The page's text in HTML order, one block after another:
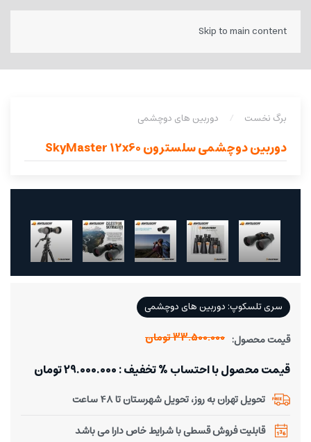
Skip to main content
برگ نخست دوربین های دوچشمی
دوربین دوچشمی سلسترون SkyMaster 12x60
سری تلسکوپ: دوربین های دوچشمی
قیمت محصول: 33.500.000 تومان
قیمت محصول با احتساب % تخفیف : 29.000.000 تومان
تحویل تهران به روز، تحویل شهرستان تا 48 ساعت
قابلیت فروش قسطی با شرایط خاص دارا می باشد